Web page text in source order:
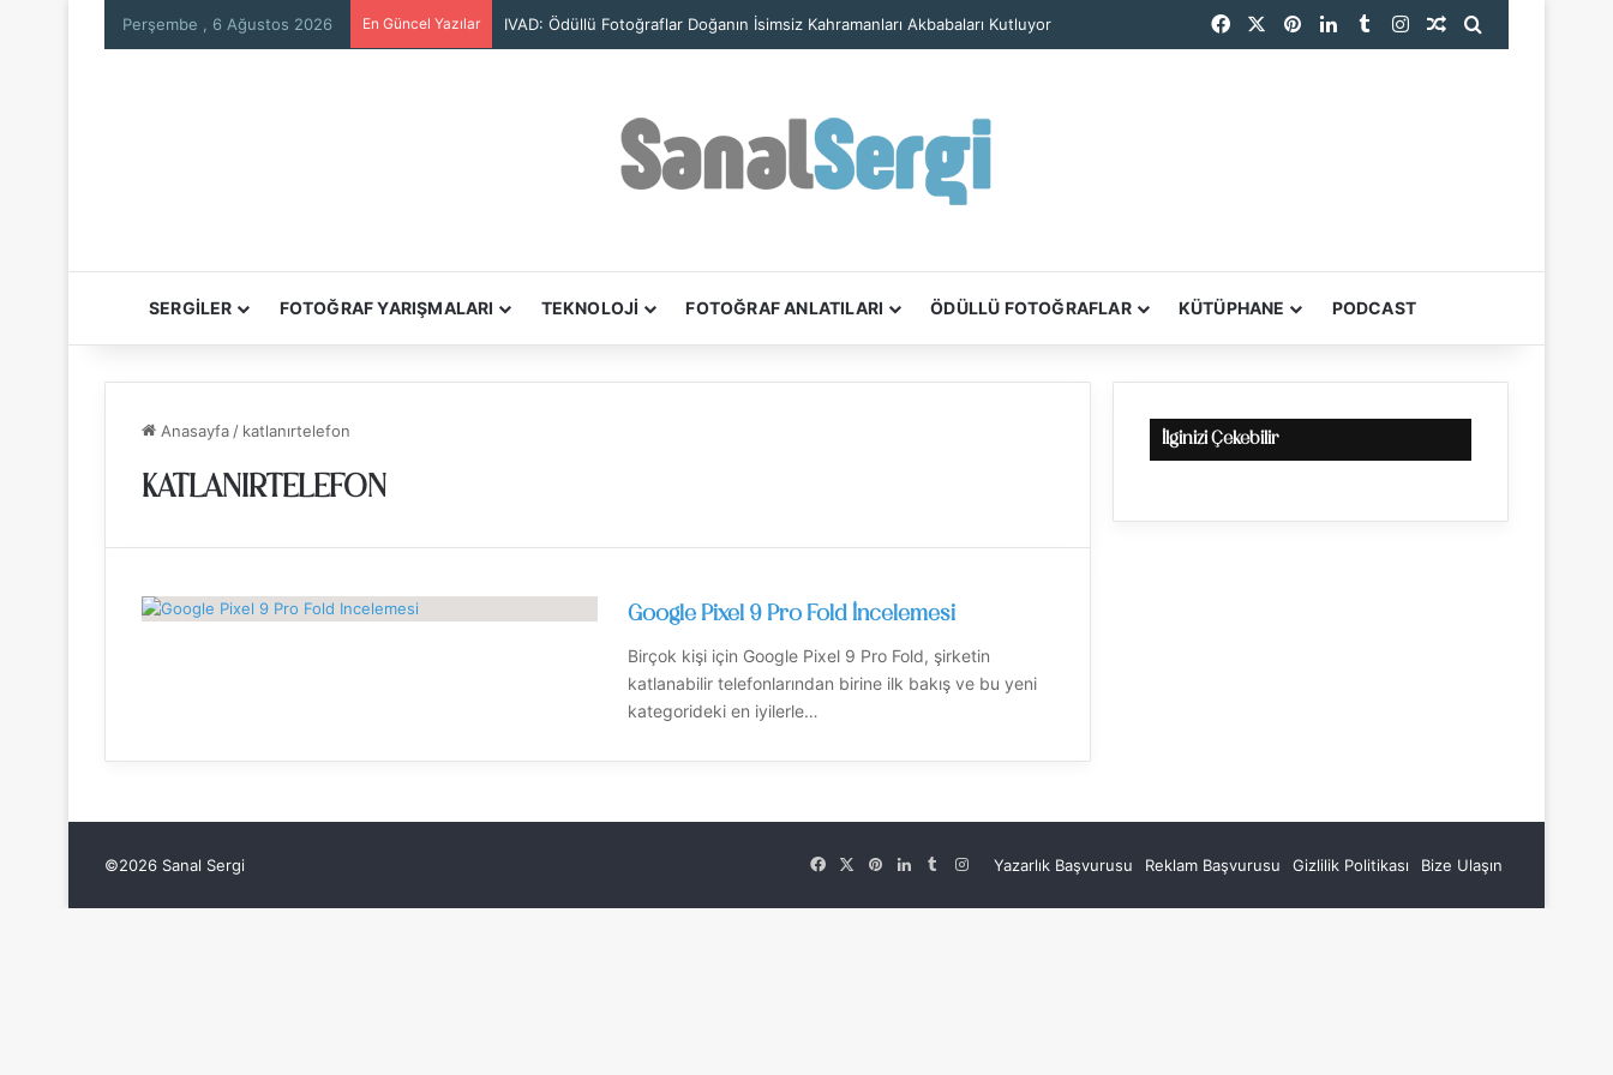
Perşembe , 6 Ağustos 2026 En Güncel Yazılar IVAD: Ödüllü Fotoğraflar Doğanın İsimsiz Kahramanları Akbabaları Kutluyor Facebook PinterestLinkedInTumblrInstagramRastgele Makale
SERGİLER FOTOĞRAF YARIŞMALARI TEKNOLOJİ FOTOĞRAF ANLATILARI ÖDÜLLÜ FOTOĞRAFLAR KÜTÜPHANE PODCAST
Anasayfa / katlanırtelefon
KATLANIRTELEFON
Google Pixel 9 Pro Fold İncelemesi
Birçok kişi için Google Pixel 9 Pro Fold, şirketin
katlanabilir telefonlarından birine ilk bakış ve bu yeni
kategorideki en iyilerle…
İlginizi Çekebilir
©2026 Sanal Sergi Yazarlık Başvurusu Reklam Başvurusu Gizlilik Politikası Bize Ulaşın
FacebookPinterestLinkedIn
TumblrInstagram